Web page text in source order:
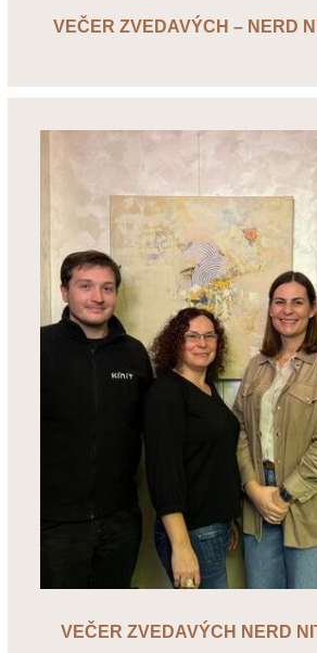
VEČER ZVEDAVÝCH – NERD
VEČER ZVEDAVÝCH NERD